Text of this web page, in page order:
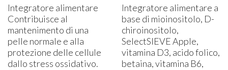
Integratore alimentare
Contribuisce al
mantenimento di una
pelle normale e alla
protezione delle cellule
dallo stress ossidativo.
Integratore alimentare a
base di mioinositolo, D-
chiroinositolo,
SelectSIEVE Apple,
vitamina D3, acido folico,
betaina, vitamina B6,